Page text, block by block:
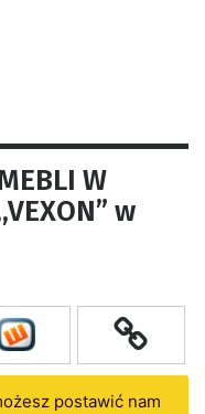
W
w
postawić nam